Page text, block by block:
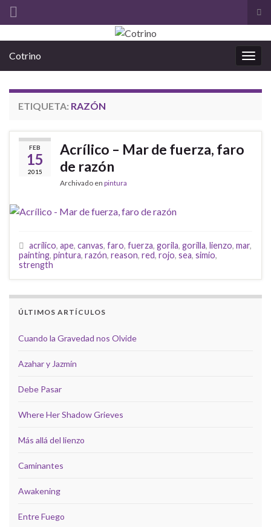
el
la
Cotrino
ETIQUETA: RAZÓN
FEB
15
2015
Acrílico – Mar de fuerza, faro
de razón
Archivado en pintura
acrílico, ape, canvas, faro, fuerza, gorila, gorilla, lienzo, mar,
painting, pintura, razón, reason, red, rojo, sea, simio,
strength
ÚLTIMOS ARTÍCULOS
Cuando la Gravedad nos Olvide
Azahar y Jazmín
Debe Pasar
Where Her Shadow Grieves
Más allá del lienzo
Caminantes
Awakening
Entre Fuego